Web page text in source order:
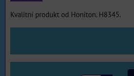
Kvalitní produkt od Honiton. H8345.